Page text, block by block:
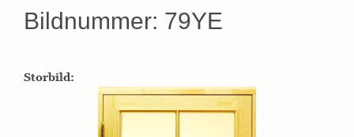
Bildnummer: 79YE
Storbild: